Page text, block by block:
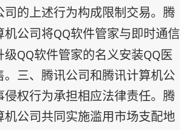
司的上述行为构成限制交易。腾
机公司将QQ软件管家与即时通信
级QQ软件管家的名义安装QQ 医
。三、腾讯公司和腾讯计算机公
侵权行为承担相应法律责任。腾
机公司共同实施滥用市场支配地